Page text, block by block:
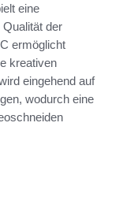
eine
der
ermöglicht
kreativen
eingehend auf
wodurch eine